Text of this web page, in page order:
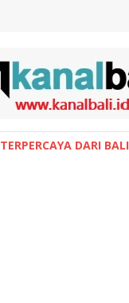
TERPERCAYA DARI BALI